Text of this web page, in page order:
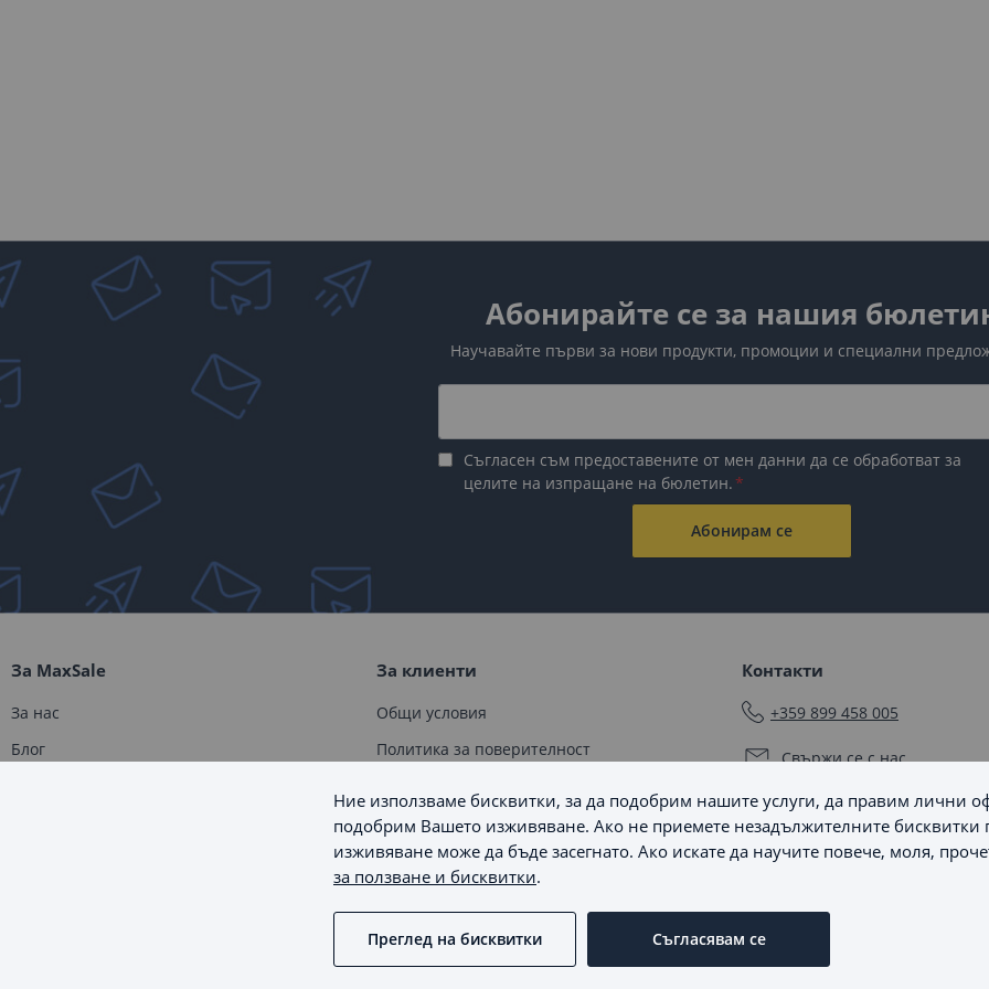
Абонирайте се за нашия
Научавайте първи за нови продукти, промоции и специални
Съгласен съм предоставените от мен данни да се обработват за
целите на изпращане на бюлетин.
Абонирам се
За MaxSale
За нас
Блог
За клиенти
Общи условия
Политика за поверителност
Връщане и замяна
Информация за бисквитки
Управление на бисквитките
Контакти
+359 899 458 005
Свържи се с нас
Последвайте ни
Ние използваме бисквитки, за да подобрим нашите услуги, да правим лични
подобрим Вашето изживяване. Ако не приемете незадължителните бисквитки
изживяване може да бъде засегнато. Ако искате да научите повече, моля,
за ползване и бисквитки.
Съгласявам се
Преглед на бисквитки